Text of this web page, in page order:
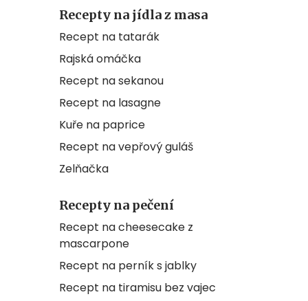
Recepty na jídla z masa
Recept na tatarák
Rajská omáčka
Recept na sekanou
Recept na lasagne
Kuře na paprice
Recept na vepřový guláš
Zelňačka
Recepty na pečení
Recept na cheesecake z
mascarpone
Recept na perník s jablky
Recept na tiramisu bez vajec